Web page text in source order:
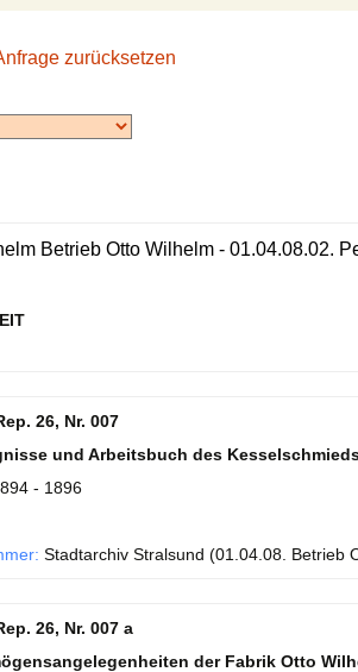
zurücksetzen
Betrieb Otto Wilhelm - 01.04.08.02.
26, Nr. 007
und Arbeitsbuch des
- 1896
Stadtarchiv Stralsund (01.04.08. Betrieb
26, Nr. 007 a
der Fabrik Otto